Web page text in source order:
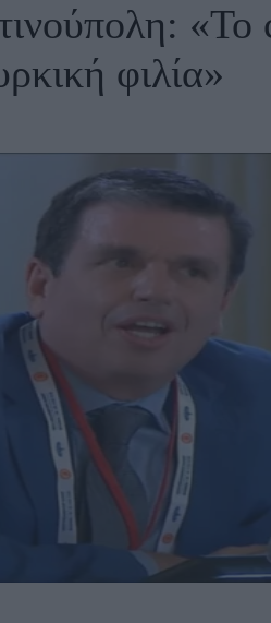
«Το
φιλία»